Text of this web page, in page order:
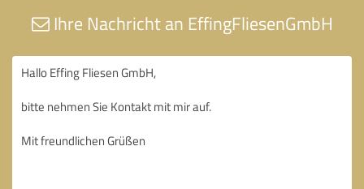
Ihre Nachricht an EffingFliesenGmbH